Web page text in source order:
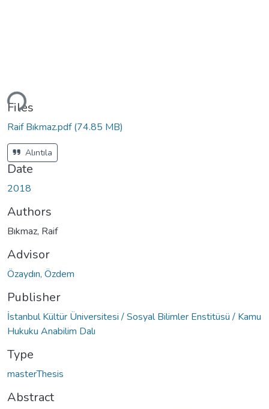
Loading...
Files
Raif Bıkmaz.pdf(74.85 MB)
Alıntıla
Date
2018
Authors
Bıkmaz, Raif
Advisor
Özaydın, Özdem
Publisher
İstanbul Kültür Üniversitesi / Sosyal Bilimler Enstitüsü / Kamu
Hukuku Anabilim Dalı
Type
masterThesis
Abstract